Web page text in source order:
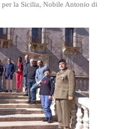
la Sicilia, Nobile Antonio di